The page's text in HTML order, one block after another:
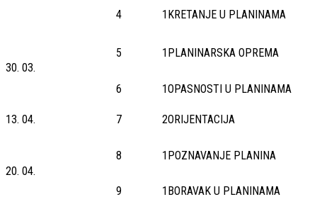
4 1 KRETANJE U PLANINAMA
30. 03.
5 1 PLANINARSKA OPREMA
6 1OPASNOSTI U PLANINAMA
13. 04. 7 2ORIJENTACIJA
20. 04.
8 1 POZNAVANJE PLANINA
9 1 BORAVAK U PLANINAMA